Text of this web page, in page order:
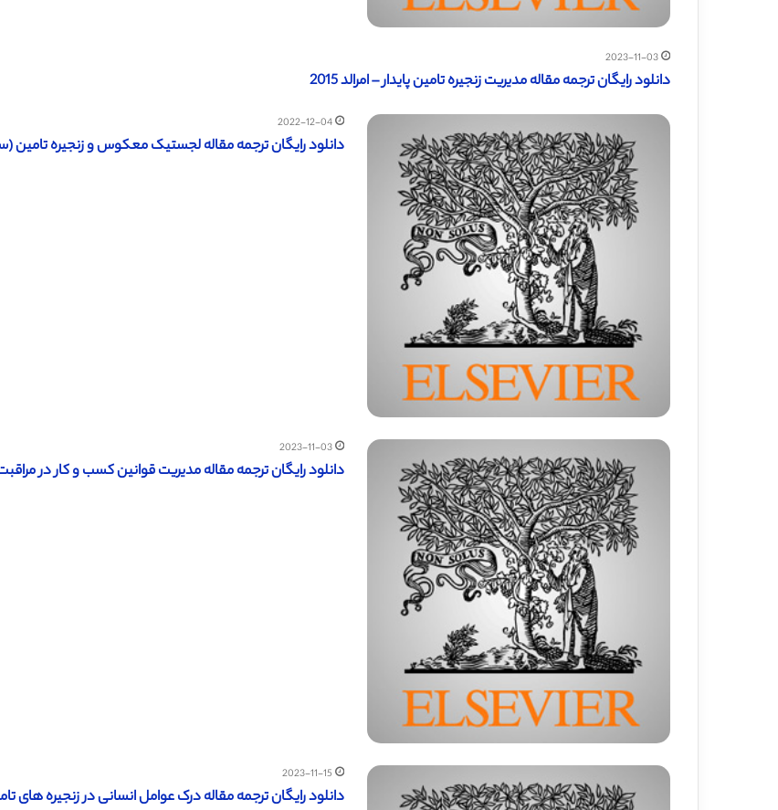
2023-11-03
دانلود رایگان ترجمه مقاله مدیریت زنجیره تامین پایدار – امرالد 2015
2022-12-04
دانلود رایگان ترجمه مقاله لجستیک معکوس و زنجیره تامین
2023-11-03
دانلود رایگان ترجمه مقاله مدیریت قوانین کسب و کار در مراقبت از
2023-11-15
دانلود رایگان ترجمه مقاله درک عوامل انسانی در زنجیره های